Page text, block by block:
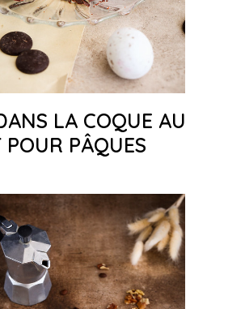
LA COQUE AU
PÂQUES